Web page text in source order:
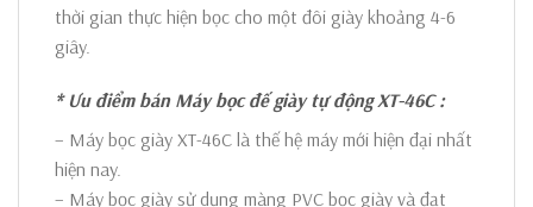
thời gian thực hiện bọc cho một đôi giày khoảng 4-6
giây.
* Ưu điểm bán Máy bọc đế giày tự động XT-46C :
– Máy bọc giày XT-46C là thế hệ máy mới hiện đại nhất
hiện nay.
– Máy bọc giày sử dụng màng PVC bọc giày và đạt